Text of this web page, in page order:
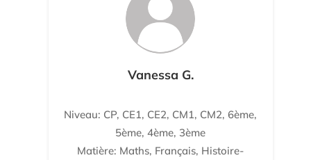
Vanessa G.
Niveau: CP, CE1, CE2, CM1, CM2, 6ème,
5ème, 4ème, 3ème
Matière: Maths, Français, Histoire-